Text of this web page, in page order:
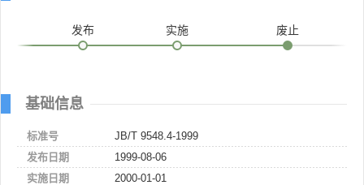
发布 实施 废止
基础信息
标准号
JB/T 9548.4-1999
发布日期
1999-08-06
实施日期
2000-01-01